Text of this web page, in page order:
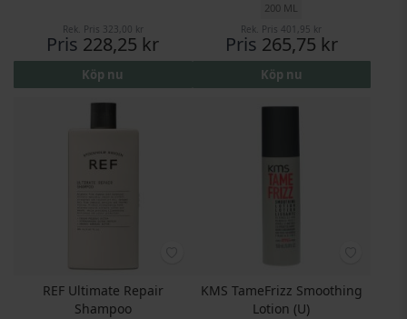
Rek. Pris 323,00 kr
Pris 228,25 kr
Köp nu
200 ML
Rek. Pris 401,95 kr
Pris 265,75 kr
Köp nu
REF Ultimate Repair
Shampoo
KMS TameFrizz Smoothing
Lotion (U)